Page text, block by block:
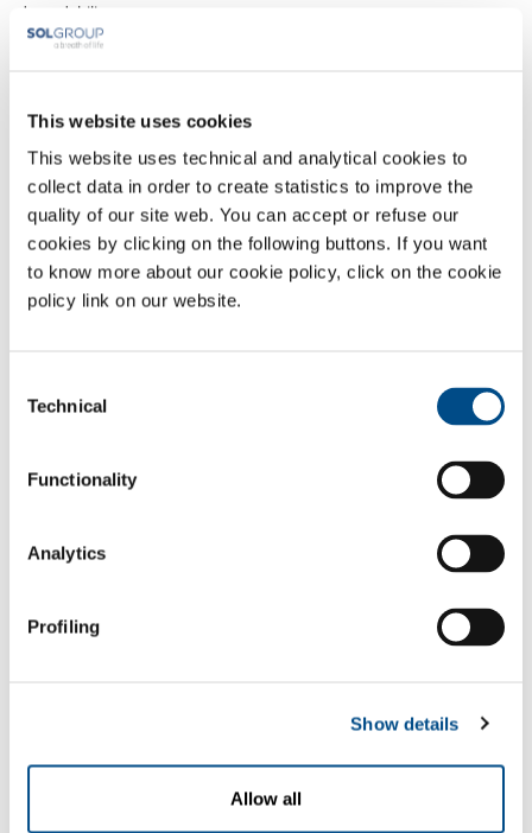
This website uses cookies
This website uses technical and analytical cookies to
collect data in order to create statistics to improve the
quality of our site web. You can accept or refuse our
cookies by clicking on the following buttons. If you want
to know more about our cookie policy, click on the cookie
policy link on our website.
Selection
Technical
Functionality
Analytics
Profiling
Show details
Allow all
degradabili.
SOL propone soluzioni che coprono a 360° le richieste del cliente, dalla
anti-fouling, oltre a soluzioni per eliminare l’ammoniaca in eccesso o
ridurre i composti solforati così come il colore, l’odore od i tensioattivi.
SOL è impegnata costantemente nella ricerca e sviluppo di
applicazioni tecnologiche per il trattamento dei reflui: le principali
soluzioni proposte da SOL per il trattamento delle acque sono
elencate di seguito.
Riduzione dell’ammoniaca, processo NAD
Abbattimento tensioattivi e colori
Trattamento acque di falda
Trattamenti acque di processo anti-fouling e disinfezione
Le soluzioni fornite da SOL sono completamente adattabili alle
specifiche esigenze del cliente. SOL segue il progetto sin dalle prime